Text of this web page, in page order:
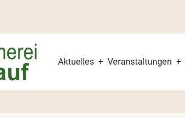
Aktuelles Veranstaltungen